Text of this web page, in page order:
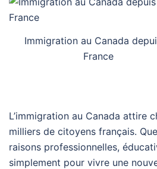
Immigration au Canada
France
L’immigration au Canada attire
milliers de citoyens français.
raisons professionnelles,
simplement pour vivre une